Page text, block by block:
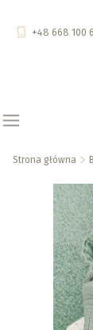
+48 668 100
Strona główna